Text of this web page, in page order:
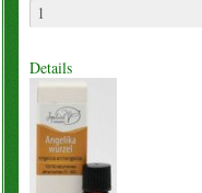
Details